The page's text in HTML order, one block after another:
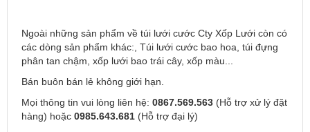
Ngoài những sản phẩm về túi lưới cước Cty Xốp Lưới còn có
các dòng sản phẩm khác:, Túi lưới cước bao hoa, túi đựng
phân tan chậm, xốp lưới bao trái cây, xốp màu...
Bán buôn bán lẻ không giới hạn.
Mọi thông tin vui lòng liên hệ: 0867.569.563 (Hỗ trợ xử lý đặt
hàng) hoặc 0985.643.681 (Hỗ trợ đại lý)